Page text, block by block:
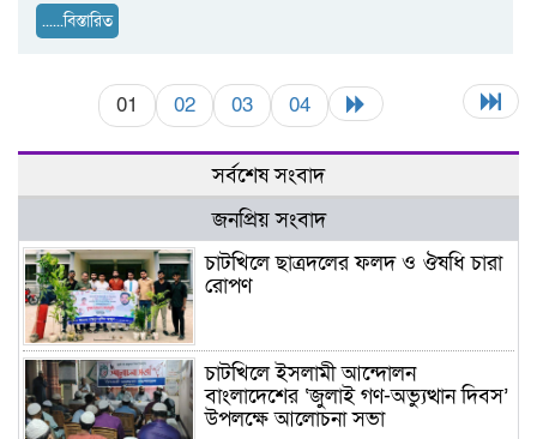
......বিস্তারিত
01 02 03 04
সর্বশেষ সংবাদ
জনপ্রিয় সংবাদ
চাটখিলে ছাত্রদলের ফলদ ও ঔষধি চারা
রোপণ
চাটখিলে ইসলামী আন্দোলন
বাংলাদেশের ‘জুলাই গণ-অভ্যুত্থান দিবস’
উপলক্ষে আলোচনা সভা